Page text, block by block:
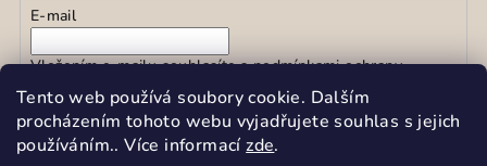
Tento web používá soubory cookie. Dalším
procházením tohoto webu vyjadřujete souhlas s jejich
používáním.. Více informacízde.
E-mail
Vložením e-mailu souhlasíte spodmínkami ochrany
osobních údajů
Přihlásit se